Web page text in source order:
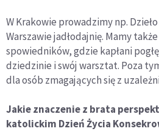
W Krakowie prowadzimy np.
Warszawie jadłodajnię. Mamy
spowiedników, gdzie kapłani
dziedzinie i swój warsztat. Poza
dla osób zmagających się z
Jakie znaczenie z brata
katolickim Dzień Życia